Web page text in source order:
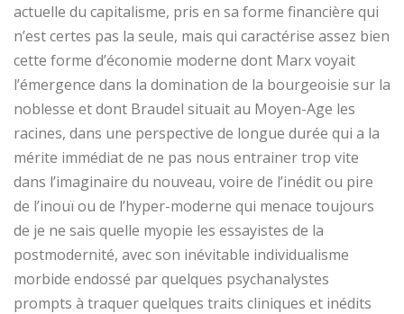
actuelle du capitalisme, pris en sa forme financière qui
n’est certes pas la seule, mais qui caractérise assez bien
cette forme d’économie moderne dont Marx voyait
l’émergence dans la domination de la bourgeoisie sur la
noblesse et dont Braudel situait au Moyen-Age les
racines, dans une perspective de longue durée qui a la
mérite immédiat de ne pas nous entrainer trop vite
dans l’imaginaire du nouveau, voire de l’inédit ou pire
de l’inouï ou de l’hyper-moderne qui menace toujours
de je ne sais quelle myopie les essayistes de la
postmodernité, avec son inévitable individualisme
morbide endossé par quelques psychanalystes
prompts à traquer quelques traits cliniques et inédits